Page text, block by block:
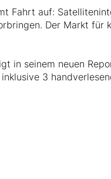
Fahrt auf:
Der Markt für
in seinem neuen
3